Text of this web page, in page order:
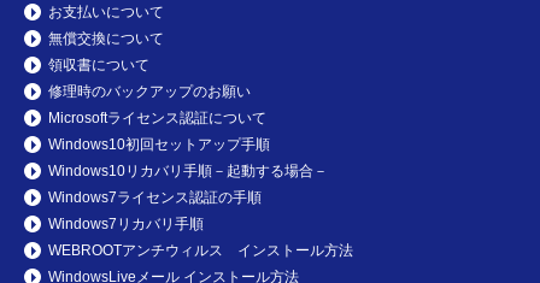
お支払いについて
無償交換について
領収書について
修理時のバックアップのお願い
Microsoftライセンス認証について
Windows10初回セットアップ手順
Windows10リカバリ手順－起動する場合－
Windows7ライセンス認証の手順
Windows7リカバリ手順
WEBROOTアンチウィルス インストール方法
WindowsLiveメール インストール方法